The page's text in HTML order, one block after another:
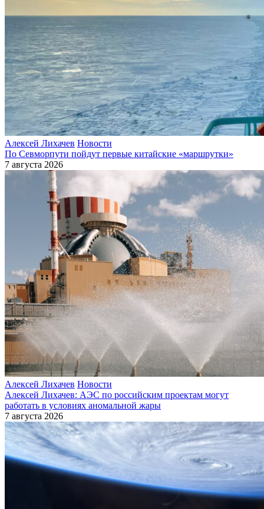
Алексей Лихачев Новости
По Севморпути пойдут первые китайские «маршрутки»
7 августа 2026
Алексей Лихачев Новости
Алексей Лихачев: АЭС по российским проектам могут
работать в условиях аномальной жары
7 августа 2026